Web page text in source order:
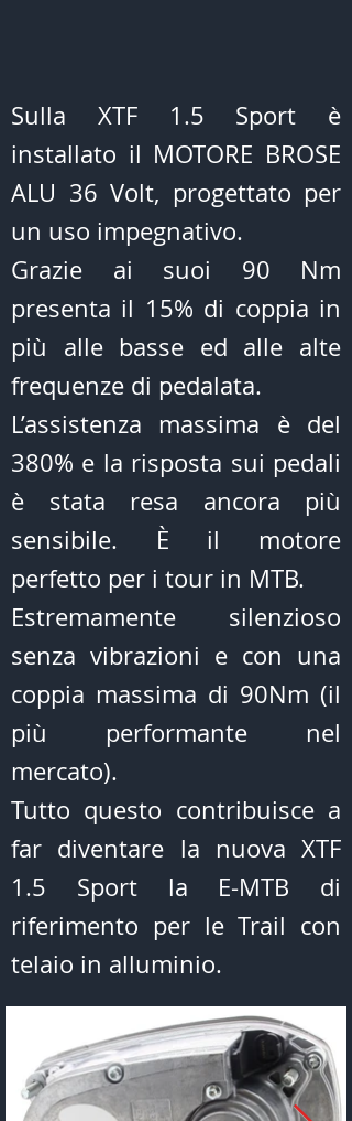
Sulla XTF 1.5 Sport è
installato il MOTORE BROSE
ALU 36 Volt, progettato per
un uso impegnativo.
Grazie ai suoi 90 Nm
presenta il 15% di coppia in
più alle basse ed alle alte
frequenze di pedalata.
L’assistenza massima è del
380% e la risposta sui pedali
è stata resa ancora più
sensibile. È il motore
perfetto per i tour in MTB.
Estremamente silenzioso
senza vibrazioni e con una
coppia massima di 90Nm (il
più performante nel
mercato).
Tutto questo contribuisce a
far diventare la nuova XTF
1.5 Sport la E-MTB di
riferimento per le Trail con
telaio in alluminio.